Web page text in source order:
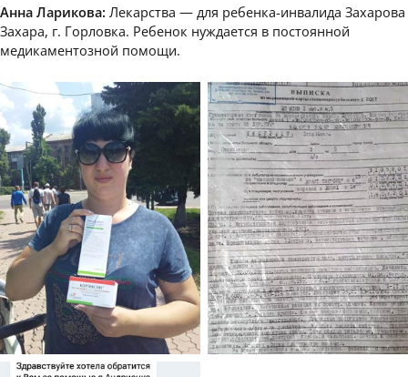
Анна Ларикова: Лекарства — для ребенка-инвалида Захарова
Захара, г. Горловка. Ребенок нуждается в постоянной
медикаментозной помощи.